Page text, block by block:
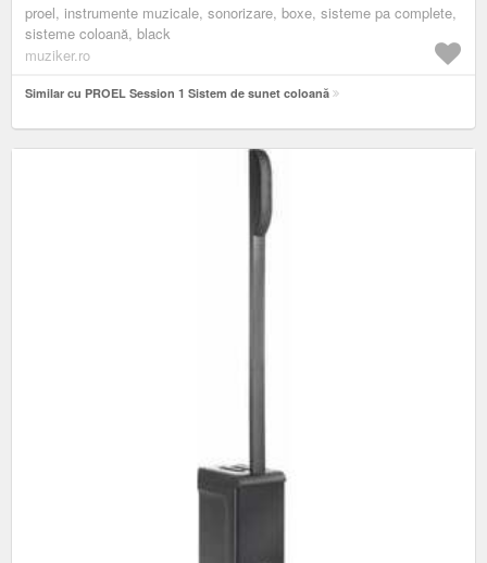
proel, instrumente muzicale, sonorizare, boxe, sisteme pa complete,
sisteme coloană, black
muziker.ro
Similar cu PROEL Session 1 Sistem de sunet coloană